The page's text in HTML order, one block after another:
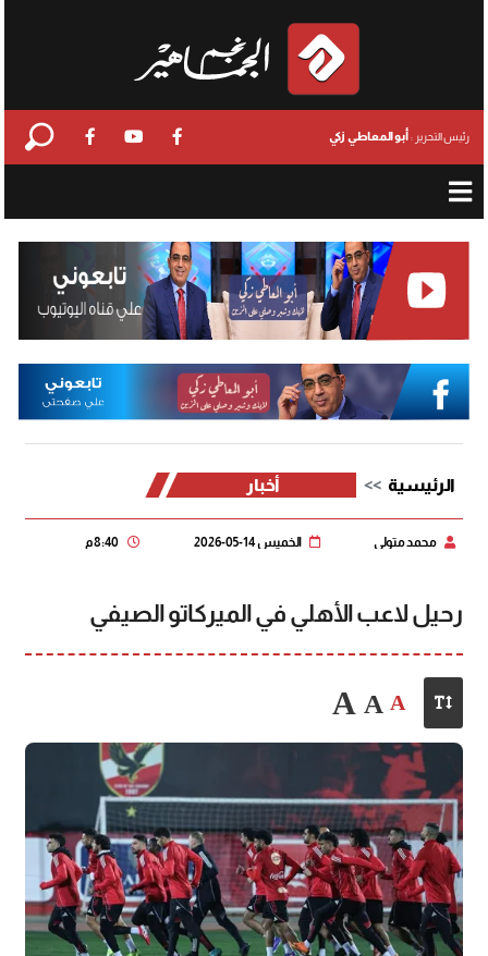
رئيس التحرير : أبو المعاطي زكي
الرئيسية أخبار
محمد متولي الخميس 14-05-2026 8:40 م
رحيل لاعب الأهلي في الميركاتو الصيفي
A
A
A